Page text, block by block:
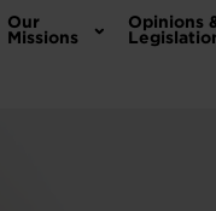
Our
Missions
Opinions